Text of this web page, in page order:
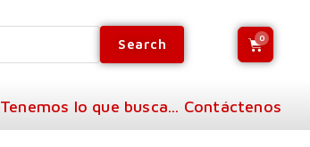
Search
Tenemos lo que busca... Contáctenos